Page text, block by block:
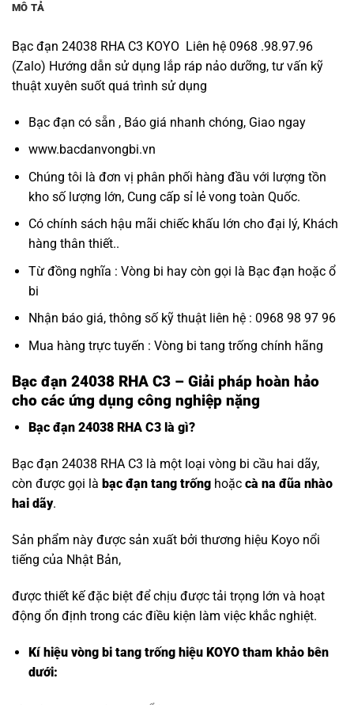
MÔ TẢ
Bạc đạn 24038 RHA C3 KOYO Liên hệ 0968 .98.97.96
(Zalo) Hướng dẫn sử dụng lắp ráp nảo dưỡng, tư vấn kỹ
thuật xuyên suốt quá trình sử dụng
Bạc đạn có sẵn , Báo giá nhanh chóng, Giao ngay
www.bacdanvongbi.vn
Chúng tôi là đơn vị phân phối hàng đầu với lượng tồn
kho số lượng lớn, Cung cấp sỉ lẻ vong toàn Quốc.
Có chính sách hậu mãi chiếc khấu lớn cho đại lý, Khách
hàng thân thiết..
Từ đồng nghĩa : Vòng bi hay còn gọi là Bạc đạn hoặc ổ
bi
Nhận báo giá, thông số kỹ thuật liên hệ : 0968 98 97 96
Mua hàng trực tuyến : Vòng bi tang trống chính hãng
Bạc đạn 24038 RHA C3 – Giải pháp hoàn hảo
cho các ứng dụng công nghiệp nặng
Bạc đạn 24038 RHA C3 là gì?
Bạc đạn 24038 RHA C3 là một loại vòng bi cầu hai dãy,
còn được gọi là bạc đạn tang trống hoặc cà na đũa nhào
hai dãy.
Sản phẩm này được sản xuất bởi thương hiệu Koyo nổi
tiếng của Nhật Bản,
được thiết kế đặc biệt để chịu được tải trọng lớn và hoạt
động ổn định trong các điều kiện làm việc khắc nghiệt.
Kí hiệu vòng bi tang trống hiệu KOYO tham khảo bên
dưới: